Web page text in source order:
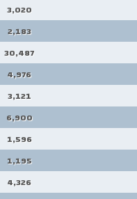
3,020
2,183
30,487
4,976
3,121
6,900
1,596
1,195
4,326